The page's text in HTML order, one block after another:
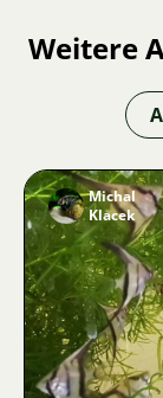
Weitere
Michal
Klacek